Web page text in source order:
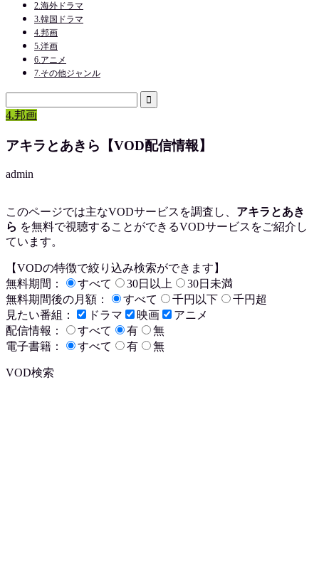
2.海外ドラマ
3.韓国ドラマ
4.邦画
5.洋画
6.アニメ
7.その他ジャンル
4.邦画
アキラとあきら【VOD配信情報】
admin
このページでは主なVODサービスを調査し、 アキラとあき
ら を無料で視聴することができるVODサービスをご紹介し
ています。
【VODの特徴で絞り込み検索ができます】
無料期間：
すべて 30日以上
30日未満
無料期間後の月額：
すべて 千円以下
千円超
見たい番組：
ドラマ 映画
アニメ
配信情報：
すべて 有
無
電子書籍：
すべて 有 無
VOD検索